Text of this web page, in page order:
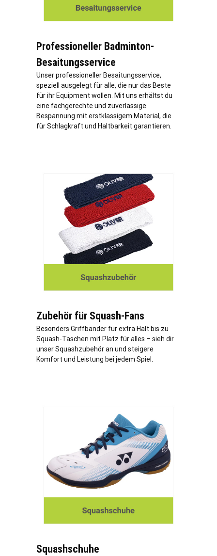
Professioneller Badminton-
Besaitungsservice
Unser professioneller Besaitungsservice,
speziell ausgelegt für alle, die nur das Beste
für ihr Equipment wollen. Mit uns erhältst du
eine fachgerechte und zuverlässige
Bespannung mit erstklassigem Material, die
für Schlagkraft und Haltbarkeit garantieren.
Zubehör für Squash-Fans
Besonders Griffbänder für extra Halt bis zu
Squash-Taschen mit Platz für alles – sieh dir
unser Squashzubehör an und steigere
Komfort und Leistung bei jedem Spiel.
Squashschuhe